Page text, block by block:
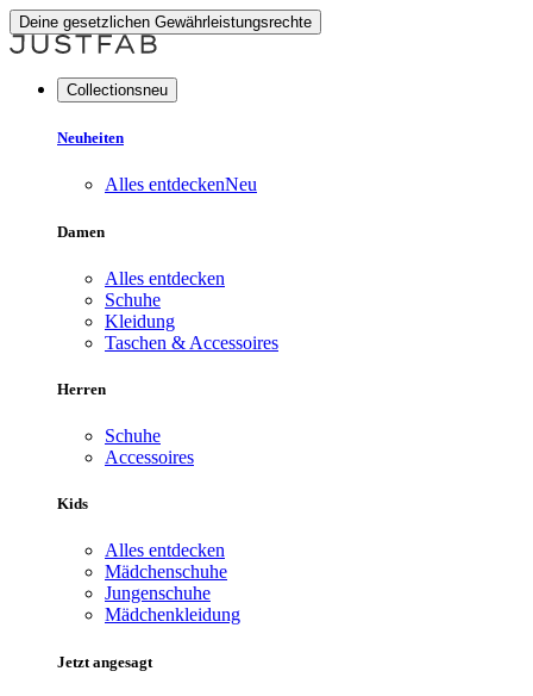
Deine gesetzlichen Gewährleistungsrechte
Collectionsneu
Neuheiten
Alles entdeckenNeu
Damen
Alles entdecken
Schuhe
Kleidung
Taschen & Accessoires
Herren
Schuhe
Accessoires
Kids
Alles entdecken
Mädchenschuhe
Jungenschuhe
Mädchenkleidung
Jetzt angesagt